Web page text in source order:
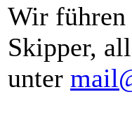
Wir führen
Skipper,
unter